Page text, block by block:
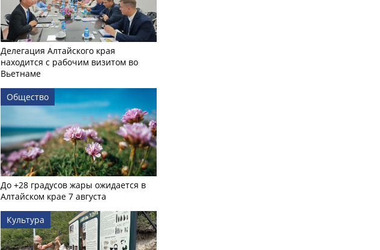
Делегация Алтайского края
находится с рабочим визитом во
Вьетнаме
Общество
До +28 градусов жары ожидается в
Алтайском крае 7 августа
Культура